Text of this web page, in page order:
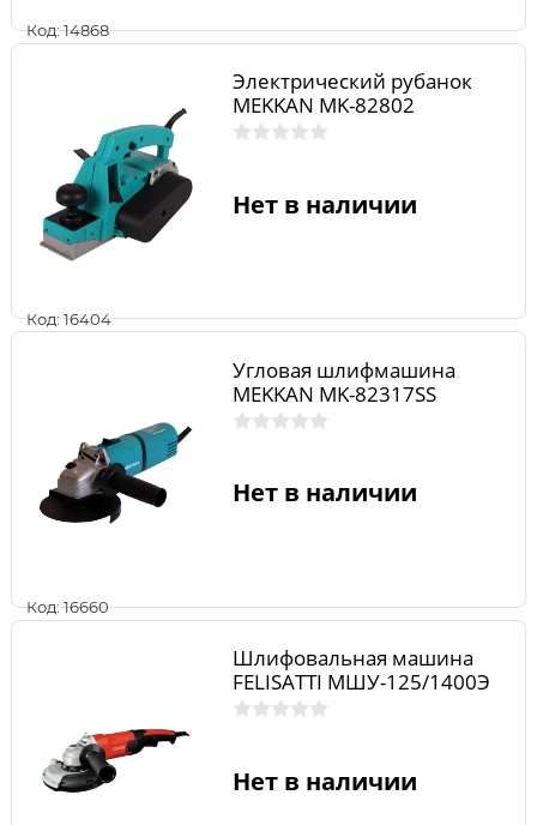
Код: 14868
Код: 16404
Электрический рубанок
MEKKAN MK-82802
Нет в наличии
Код: 16660
Угловая шлифмашина
MEKKAN MK-82317SS
Нет в наличии
Шлифовальная машина
FELISATTI МШУ-125/1400Э
Нет в наличии